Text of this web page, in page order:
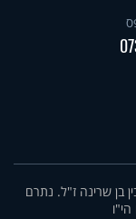
בן שרינה ז"ל. נתרם